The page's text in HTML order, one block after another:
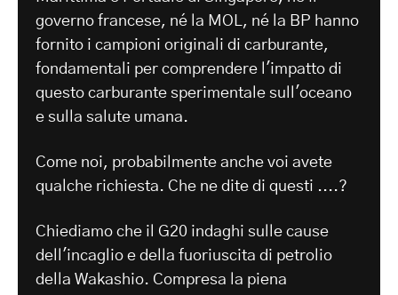
governo francese, né la MOL, né la BP hanno
fornito i campioni originali di carburante,
fondamentali per comprendere l'impatto di
questo carburante sperimentale sull'oceano
e sulla salute umana.
Come noi, probabilmente anche voi avete
qualche richiesta. Che ne dite di questi ....?
Chiediamo che il G20 indaghi sulle cause
dell'incaglio e della fuoriuscita di petrolio
della Wakashio. Compresa la piena